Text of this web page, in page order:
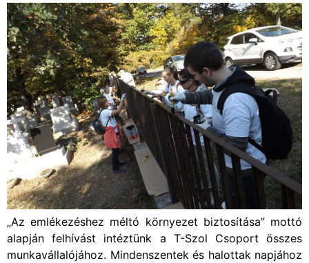
„Az emlékezéshez méltó környezet biztosítása” mottó
alapján felhívást intéztünk a T-Szol Csoport összes
munkavállalójához. Mindenszentek és halottak napjához